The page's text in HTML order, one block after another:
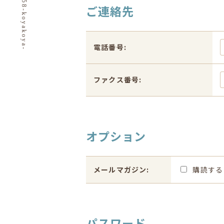
© 5858-koyakoya- ご連絡先
電話番号:
ファクス番号:
オプション
メールマガジン: 購読する